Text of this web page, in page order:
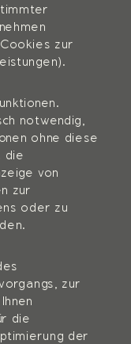
zur
notwendig,
ohne diese
die
von
zur
oder zu
zur
die
der